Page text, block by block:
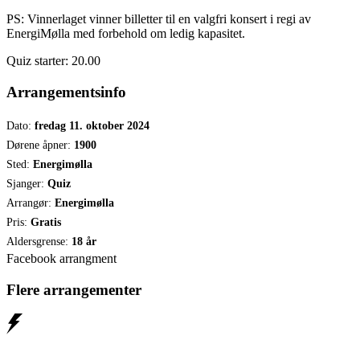
PS: Vinnerlaget vinner billetter til en valgfri konsert i regi av
EnergiMølla med forbehold om ledig kapasitet.
Quiz starter: 20.00
Arrangementsinfo
Dato: fredag 11. oktober 2024
Dørene åpner: 1900
Sted: Energimølla
Sjanger: Quiz
Arrangør: Energimølla
Pris: Gratis
Aldersgrense: 18 år
Facebook arrangment
Flere arrangementer